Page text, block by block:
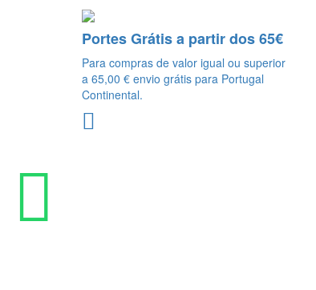
Portes Grátis a partir dos 65€
Para compras de valor igual ou superior
a 65,00 € envio grátis para Portugal
Continental.